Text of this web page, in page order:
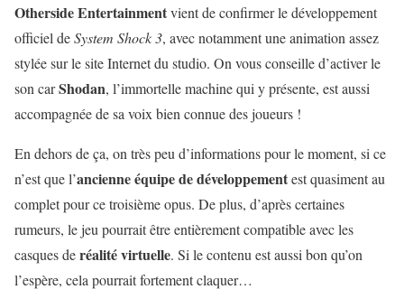
Otherside Entertainmentvient de confirmer le développement
officiel deSystem Shock 3, avec notamment une animation assez
stylée sur le site Internet du studio. On vous conseille d’activer le
son carShodan, l’immortelle machine qui y présente, est aussi
accompagnée de sa voix bien connue des joueurs !
En dehors de ça, on très peu d’informations pour le moment, si ce
n’est que l’ancienne équipe de développementest quasiment au
complet pour ce troisième opus. De plus, d’après certaines
rumeurs, le jeu pourrait être entièrement compatible avec les
casques deréalité virtuelle. Si le contenu est aussi bon qu’on
l’espère, cela pourrait fortement claquer…